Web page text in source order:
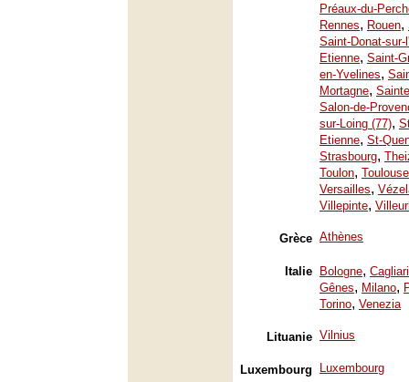
Préaux-du-
Rennes, Rouen,
Saint-Donat-sur-
Etienne, Saint-
en-Yvelines,
Mortagne,
Salon-de-
sur-Loing (77),
Etienne, St-
Strasbourg,
Toulon, Toulouse
Versailles,
Villepinte,
Grèce Athènes
Italie Bologne, Cagliari
Gênes, Milano,
Torino, Venezia
Lituanie Vilnius
Luxembourg Luxembourg